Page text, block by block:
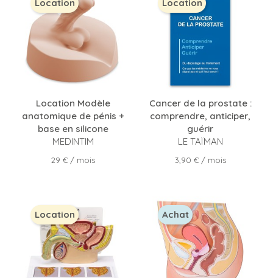
Location Modèle
anatomique de pénis +
base en silicone
MEDINTIM
Prix
29 €/ mois
Location
Cancer de la prostate :
comprendre, anticiper,
guérir
LE TAÏMAN
Prix
3,90 €/ mois
Location
Location Achat